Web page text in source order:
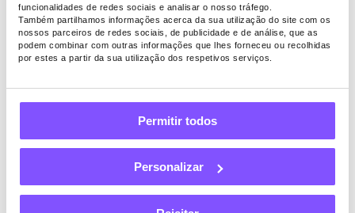
funcionalidades de redes sociais e analisar o nosso tráfego.
Também partilhamos informações acerca da sua utilização do site com os
nossos parceiros de redes sociais, de publicidade e de análise, que as
podem combinar com outras informações que lhes forneceu ou recolhidas
por estes a partir da sua utilização dos respetivos serviços.
Permitir todos
Personalizar
DINHEIRO EXTRA
8 melhores atividades
paralelas para ganhar
dinheiro no Etsy